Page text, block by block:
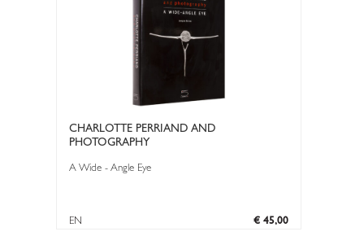
CHARLOTTE PERRIAND AND
PHOTOGRAPHY
A Wide - Angle Eye
€ 45,00
EN